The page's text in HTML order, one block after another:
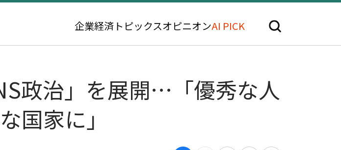
企業経済 トピックスオピニオンAI PICK
政治」を展開…「優秀な人
国家に」